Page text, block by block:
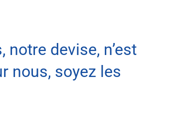
notre devise, n’est
nous, soyez les